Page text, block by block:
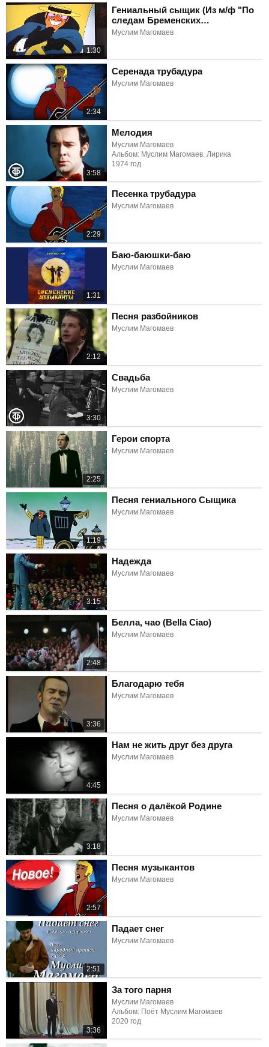
1:30
Гениальный сыщик (Из м/ф "По
следам Бременских
музыкантов")
Муслим Магомаев
2:34
Серенада трубадура
Муслим Магомаев
3:58
Мелодия
Муслим Магомаев
Альбом: Муслим Магомаев. Лирика
1974 год
2:29
Песенка трубадура
Муслим Магомаев
1:31
Баю-баюшки-баю
Муслим Магомаев
2:12
Песня разбойников
Муслим Магомаев
3:30
Свадьба
Муслим Магомаев
2:25
Герои спорта
Муслим Магомаев
1:19
Песня гениального Сыщика
Муслим Магомаев
3:15
Надежда
Муслим Магомаев
2:48
Белла, чао (Bella Ciao)
Муслим Магомаев
3:36
Благодарю тебя
Муслим Магомаев
4:45
Нам не жить друг без друга
Муслим Магомаев
3:18
Песня о далёкой Родине
Муслим Магомаев
2:57
Песня музыкантов
Муслим Магомаев
2:51
Падает снег
Муслим Магомаев
3:36
За того парня
Муслим Магомаев
Альбом: Поёт Муслим Магомаев
2020 год